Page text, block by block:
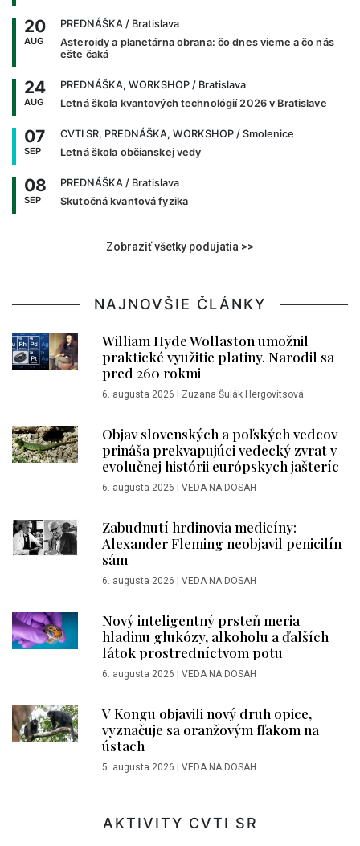
20
AUG
PREDNÁŠKA / Bratislava
Asteroidy a planetárna obrana: čo dnes vieme a čo nás
ešte čaká
24
AUG
PREDNÁŠKA, WORKSHOP / Bratislava
Letná škola kvantových technológií 2026 v Bratislave
07
SEP
CVTI SR, PREDNÁŠKA, WORKSHOP / Smolenice
Letná škola občianskej vedy
08
SEP
PREDNÁŠKA / Bratislava
Skutočná kvantová fyzika
Zobraziť všetky podujatia >>
NAJNOVŠIE ČLÁNKY
William Hyde Wollaston umožnil
praktické využitie platiny. Narodil sa
pred 260 rokmi
6. augusta 2026 | Zuzana Šulák Hergovitsová
Objav slovenských a poľských vedcov
prináša prekvapujúci vedecký zvrat v
evolučnej histórii európskych jašteríc
6. augusta 2026 | VEDA NA DOSAH
Zabudnutí hrdinovia medicíny:
Alexander Fleming neobjavil penicilín
sám
6. augusta 2026 | VEDA NA DOSAH
Nový inteligentný prsteň meria
hladinu glukózy, alkoholu a ďalších
látok prostredníctvom potu
6. augusta 2026 | VEDA NA DOSAH
V Kongu objavili nový druh opice,
vyznačuje sa oranžovým fľakom na
ústach
5. augusta 2026 | VEDA NA DOSAH
AKTIVITY CVTI SR